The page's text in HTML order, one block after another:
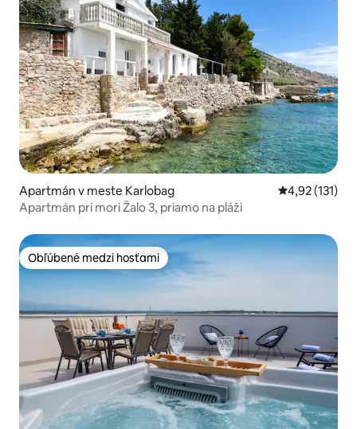
Apartmán v meste Karlobag Priemerné
4,92 (131)
Apartmán pri mori Žalo 3, priamo na pláži
Obľúbené medzi hosťami
Obľúbené medzi hosťami